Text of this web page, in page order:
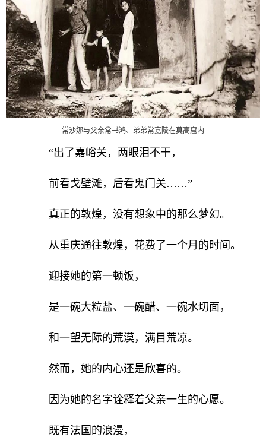
常沙娜与父亲常书鸿、弟弟常嘉陵在莫高窟内
“出了嘉峪关，两眼泪不干，
前看戈壁滩，后看鬼门关……”
真正的敦煌，没有想象中的那么梦幻。
从重庆通往敦煌，花费了一个月的时间。
迎接她的第一顿饭，
是一碗大粒盐、一碗醋、一碗水切面，
和一望无际的荒漠，满目荒凉。
然而，她的内心还是欣喜的。
因为她的名字诠释着父亲一生的心愿。
既有法国的浪漫，